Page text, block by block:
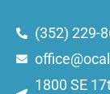
(352) 229-
1800 SE